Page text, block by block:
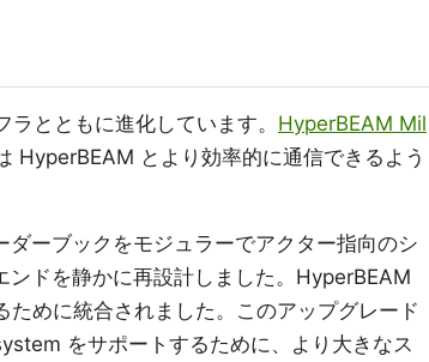
とともに進化しています。 HyperBEAM Mil
HyperBEAM とより効率的に通信できるよう
ーブックをモジュラーでアクター指向のシ
ドを静かに再設計しました。HyperBEAM
めに統合されました。このアップグレード
をサポートするために、より大きなス